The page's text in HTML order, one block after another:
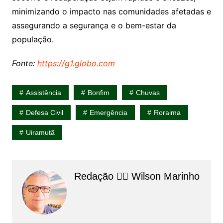
minimizando o impacto nas comunidades afetadas e
assegurando a segurança e o bem-estar da
população.
Fonte: https://g1.globo.com
Assistência Bonfim Chuvas
Defesa Civil Emergência Roraima
Uiramutã
Redação 👨‍⚖️​ Wilson Marinho